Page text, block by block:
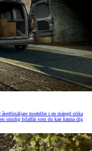
återförsäljare modeller i en mängd olika
smidig bilaffär som du kan känna dig